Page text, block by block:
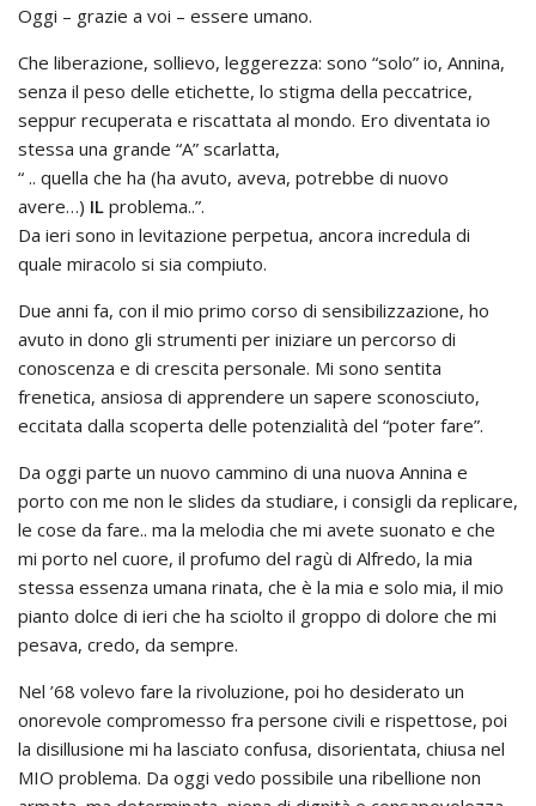
Oggi – grazie a voi – essere umano.
Che liberazione, sollievo, leggerezza: sono “solo” io, Annina,
senza il peso delle etichette, lo stigma della peccatrice,
seppur recuperata e riscattata al mondo. Ero diventata io
stessa una grande “A” scarlatta,
“ .. quella che ha (ha avuto, aveva, potrebbe di nuovo
avere…) IL problema..”.
Da ieri sono in levitazione perpetua, ancora incredula di
quale miracolo si sia compiuto.
Due anni fa, con il mio primo corso di sensibilizzazione, ho
avuto in dono gli strumenti per iniziare un percorso di
conoscenza e di crescita personale. Mi sono sentita
frenetica, ansiosa di apprendere un sapere sconosciuto,
eccitata dalla scoperta delle potenzialità del “poter fare”.
Da oggi parte un nuovo cammino di una nuova Annina e
porto con me non le slides da studiare, i consigli da replicare,
le cose da fare.. ma la melodia che mi avete suonato e che
mi porto nel cuore, il profumo del ragù di Alfredo, la mia
stessa essenza umana rinata, che è la mia e solo mia, il mio
pianto dolce di ieri che ha sciolto il groppo di dolore che mi
pesava, credo, da sempre.
Nel ’68 volevo fare la rivoluzione, poi ho desiderato un
onorevole compromesso fra persone civili e rispettose, poi
la disillusione mi ha lasciato confusa, disorientata, chiusa nel
MIO problema. Da oggi vedo possibile una ribellione non